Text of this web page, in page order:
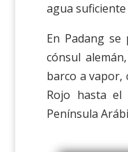
agua
En Padang
cónsul
barco a vapor,
Rojo hasta el
Península